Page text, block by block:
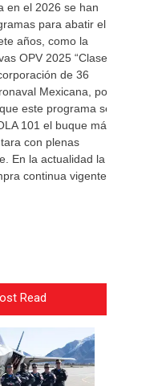
en el 2026 se han
para abatir el
años, como la
OPV 2025 “Clase
de 36
Mexicana, por
este programa se
101 el buque más
con plenas
En la actualidad la
continua vigente.
Read